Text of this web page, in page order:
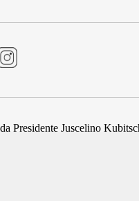
Presidente Juscelino